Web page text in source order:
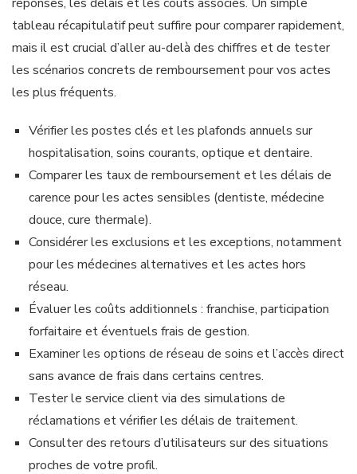
tableau récapitulatif peut suffire pour comparer rapidement,
mais il est crucial d’aller au-delà des chiffres et de tester
les scénarios concrets de remboursement pour vos actes
les plus fréquents.
Vérifier les postes clés et les plafonds annuels sur
hospitalisation, soins courants, optique et dentaire.
Comparer les taux de remboursement et les délais de
carence pour les actes sensibles (dentiste, médecine
douce, cure thermale).
Considérer les exclusions et les exceptions, notamment
pour les médecines alternatives et les actes hors
réseau.
Évaluer les coûts additionnels : franchise, participation
forfaitaire et éventuels frais de gestion.
Examiner les options de réseau de soins et l’accès direct
sans avance de frais dans certains centres.
Tester le service client via des simulations de
réclamations et vérifier les délais de traitement.
Consulter des retours d’utilisateurs sur des situations
proches de votre profil.